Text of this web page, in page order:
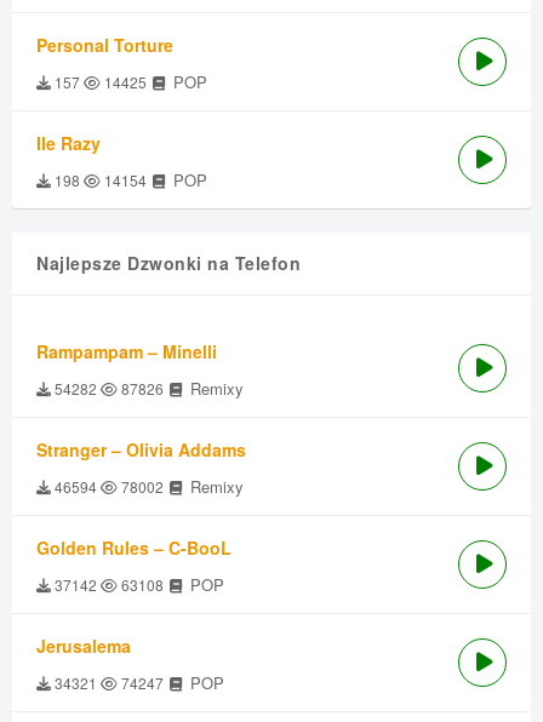
Personal Torture
157 14425 POP
Ile Razy
198 14154 POP
Najlepsze Dzwonki na Telefon
Rampampam – Minelli
54282 87826 Remixy
Stranger – Olivia Addams
46594 78002 Remixy
Golden Rules – C-BooL
37142 63108 POP
Jerusalema
34321 74247 POP